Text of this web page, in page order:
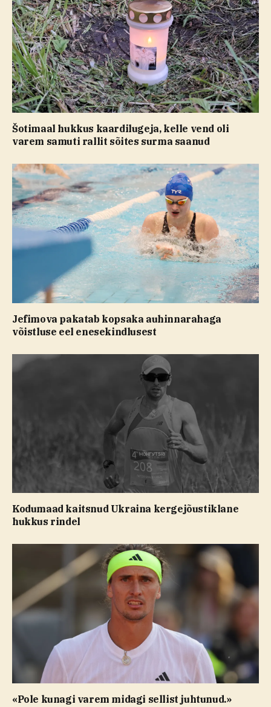
Šotimaal hukkus kaardilugeja, kelle vend oli
varem samuti rallit sõites surma saanud
Jefimova pakatab kopsaka auhinnarahaga
võistluse eel enesekindlusest
Kodumaad kaitsnud Ukraina kergejõustiklane
hukkus rindel
«Pole kunagi varem midagi sellist juhtunud.»